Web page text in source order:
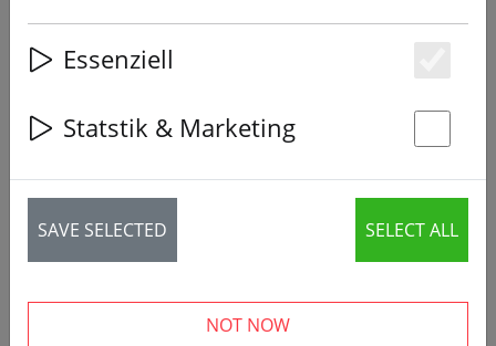
‹ ›
17% DISCOUNT
Essenziell
Statstik & Marketing
SAVE SELECTED SELECT ALL
NOT NOW